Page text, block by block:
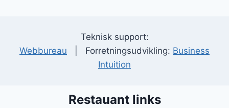
Teknisk support:
Webbureau | Forretningsudvikling: Business
Intuition
Restauant links